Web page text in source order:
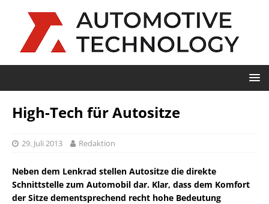
High-Tech für Autositze
29. Juli 2013 Redaktion
Neben dem Lenkrad stellen Autositze die direkte
Schnittstelle zum Automobil dar. Klar, dass dem Komfort
der Sitze dementsprechend recht hohe Bedeutung